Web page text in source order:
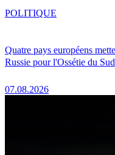
Quatre pays européens
Russie pour l'Ossétie du Sud
07.08.2026
POLITIQUE